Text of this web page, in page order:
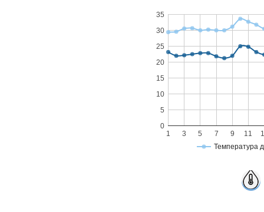
Температура
1 3 5 7 9 11
0
5
10
15
20
25
30
35